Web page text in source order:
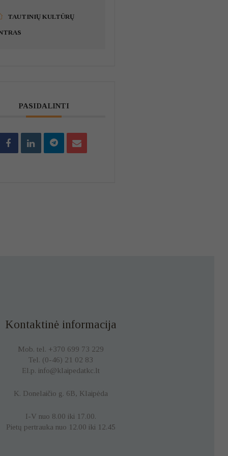
TAUTINIŲ KULTŪRŲ
PASIDALINTI
Kontaktinė informacija
Mob. tel. +370 699 73 229
Tel. (0-46) 21 02 83
El.p. info@klaipedatkc.lt
K. Donelaičio g. 6B, Klaipėda
I-V nuo 8.00 iki 17.00.
Pietų pertrauka nuo 12.00 iki 12.45